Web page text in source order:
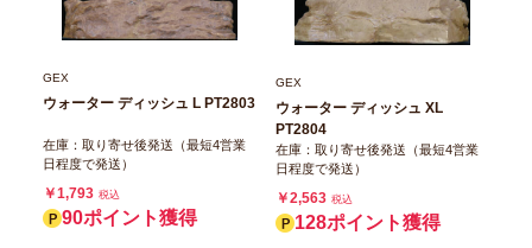
GEX
ウォーター ディッシュ L PT2803
在庫：取り寄せ後発送（最短4営業
日程度で発送）
￥1,793 税込
90ポイント獲得
GEX
ウォーター ディッシュ XL
PT2804
在庫：取り寄せ後発送（最短4営業
日程度で発送）
￥2,563 税込
128ポイント獲得